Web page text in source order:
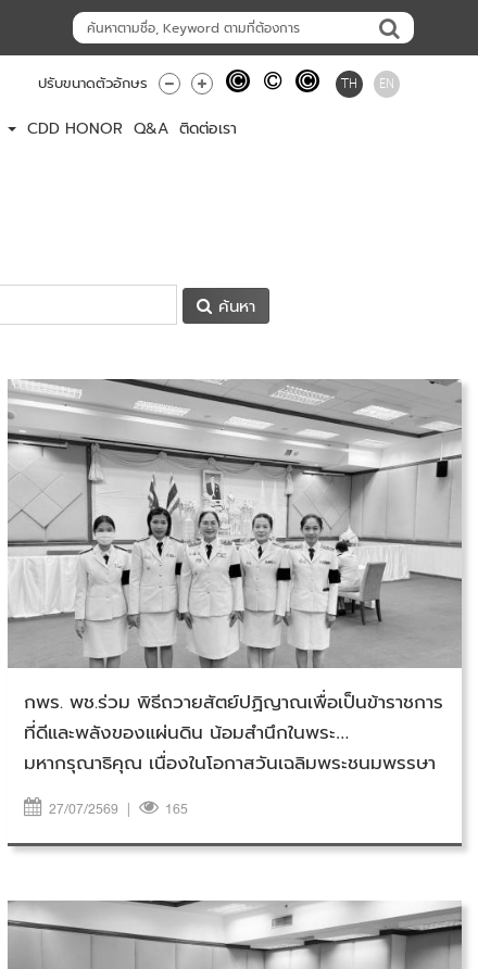
ปรับขนาดตัวอักษร TH EN
CDD HONOR Q&A ติดต่อเรา
ค้นหา
วันจันทร์ที่ 27 กรกฎาคม 2569
กพร. พช.ร่วม พิธีถวายสัตย์ปฏิญาณเพื่อเป็นข้าราชการ
ที่ดีและพลังของแผ่นดิน น้อมสำนึกในพระ
มหากรุณาธิคุณ เนื่องในโอกาสวันเฉลิมพระชนมพรรษา
พระบาทสมเด็จพระเจ้าอยู่หัว
27/07/2569 | 165